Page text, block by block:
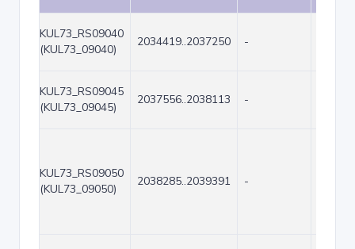
KUL73_RS09040
(KUL73_09040)
2034419..2037250 -
KUL73_RS09045
(KUL73_09045)
2037556..2038113 -
KUL73_RS09050
(KUL73_09050)
2038285..2039391 -